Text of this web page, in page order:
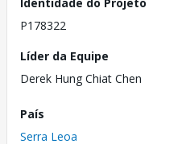
P178322
Líder da Equipe
Derek Hung Chiat Chen
País
Serra Leoa